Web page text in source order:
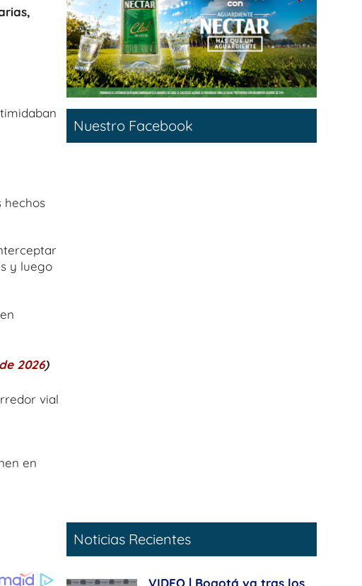
hechos
y luego
2026)
vial
en
Nuestro Facebook
Noticias Recientes
VIDEO | Bogotá va tras los